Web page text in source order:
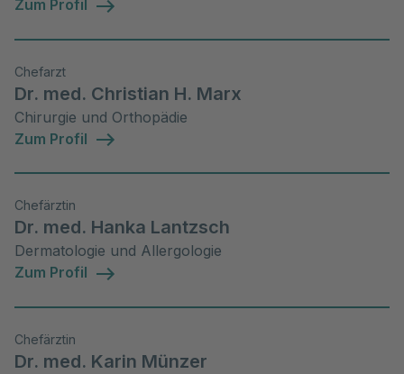
Zum Profil
Chefarzt
Dr. med. Christian H. Marx
Chirurgie und Orthopädie
Zum Profil
Chefärztin
Dr. med. Hanka Lantzsch
Dermatologie und Allergologie
Zum Profil
Chefärztin
Dr. med. Karin Münzer